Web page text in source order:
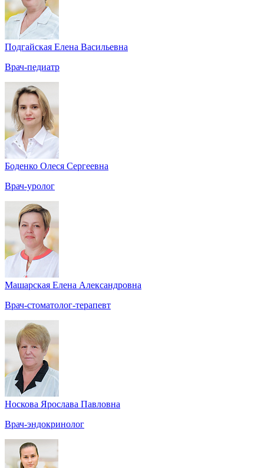
Подгайская Елена Васильевна
Врач-педиатр
Боденко Олеся Сергеевна
Врач-уролог
Машарская Елена Александровна
Врач-стоматолог-терапевт
Носкова Ярослава Павловна
Врач-эндокринолог